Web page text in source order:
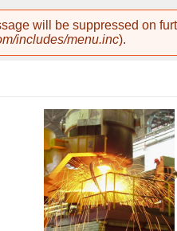
will be suppressed on
includes/menu.inc).